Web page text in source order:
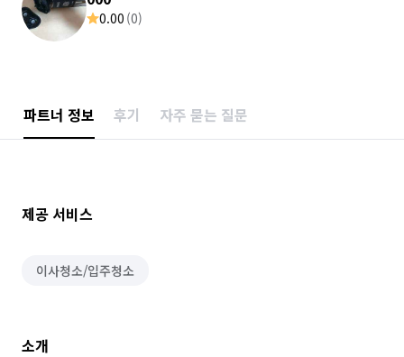
0.00 (0)
파트너 정보 후기 자주 묻는 질문
제공 서비스
이사청소/입주청소
소개